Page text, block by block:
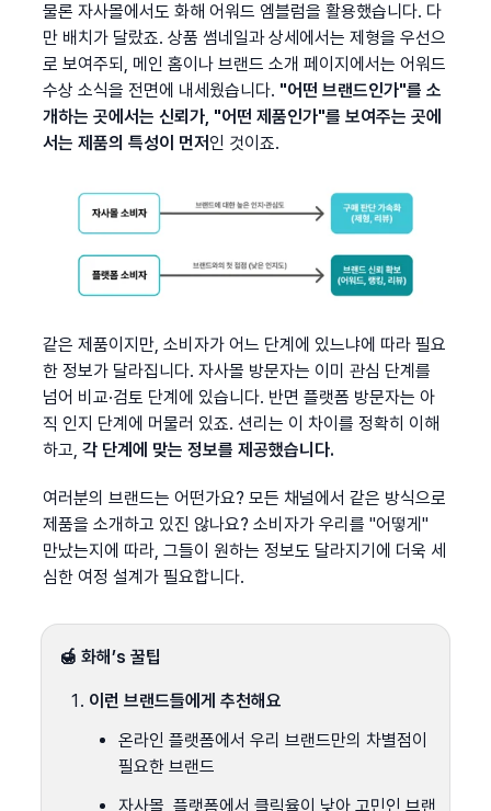
물론 자사몰에서도 화해 어워드 엠블럼을 활용했습니다. 다
만 배치가 달랐죠. 상품 썸네일과 상세에서는 제형을 우선으
로 보여주되, 메인 홈이나 브랜드 소개 페이지에서는 어워드
수상 소식을 전면에 내세웠습니다. "어떤 브랜드인가"를 소
개하는 곳에서는 신뢰가, "어떤 제품인가"를 보여주는 곳에
서는 제품의 특성이 먼저 인 것이죠.
같은 제품이지만, 소비자가 어느 단계에 있느냐에 따라 필요
한 정보가 달라집니다. 자사몰 방문자는 이미 관심 단계를
넘어 비교·검토 단계에 있습니다. 반면 플랫폼 방문자는 아
직 인지 단계에 머물러 있죠. 션리는 이 차이를 정확히 이해
하고, 각 단계에 맞는 정보를 제공했습니다.
여러분의 브랜드는 어떤가요? 모든 채널에서 같은 방식으로
제품을 소개하고 있진 않나요? 소비자가 우리를 "어떻게"
만났는지에 따라, 그들이 원하는 정보도 달라지기에 더욱 세
심한 여정 설계가 필요합니다.
🍯 화해’s 꿀팁
이런 브랜드들에게 추천해요
온라인 플랫폼에서 우리 브랜드만의 차별점이
필요한 브랜드
자사몰, 플랫폼에서 클릭율이 낮아 고민인 브랜